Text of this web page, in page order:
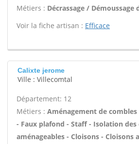
Métiers : Décrassage / Démoussage
Voir la fiche artisan : Efficace
Calixte jerome
Ville : Villecomtal
Département: 12
Métiers : Aménagement de
- Faux plafond - Staff - Isolation des
aménageables - Cloisons - Cloisons